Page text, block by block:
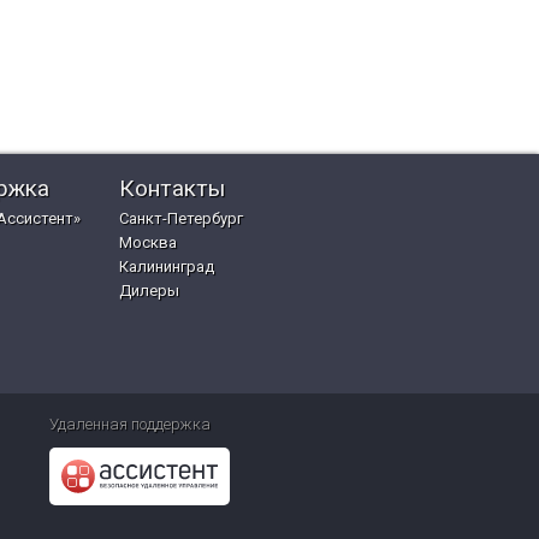
Контакты
Санкт-Петербург
Москва
Калининград
Дилеры
Удаленная поддержка